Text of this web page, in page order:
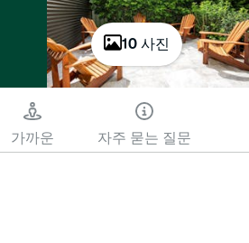
10 사진
가까운 자주 묻는 질문